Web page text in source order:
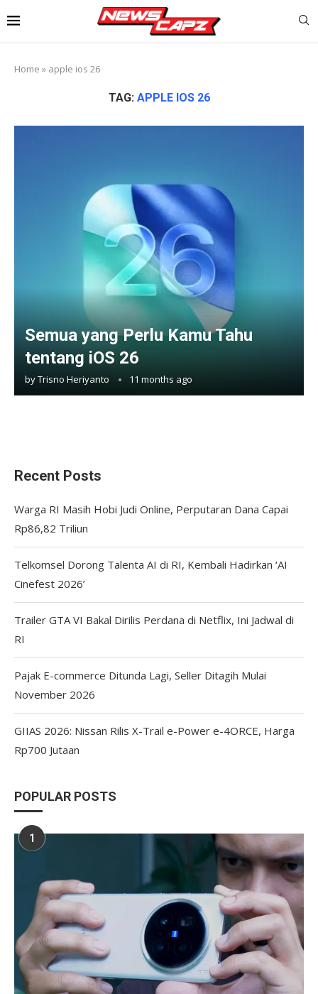
Home » apple ios 26
TAG: APPLE IOS 26
Semua yang Perlu Kamu Tahu
tentang iOS 26
byTrisno Heriyanto 11 months ago
Recent Posts
Warga RI Masih Hobi Judi Online, Perputaran Dana Capai
Rp86,82 Triliun
Telkomsel Dorong Talenta AI di RI, Kembali Hadirkan ‘AI
Cinefest 2026’
Trailer GTA VI Bakal Dirilis Perdana di Netflix, Ini Jadwal di
RI
Pajak E-commerce Ditunda Lagi, Seller Ditagih Mulai
November 2026
GIIAS 2026: Nissan Rilis X-Trail e-Power e-4ORCE, Harga
Rp700 Jutaan
POPULAR POSTS
1